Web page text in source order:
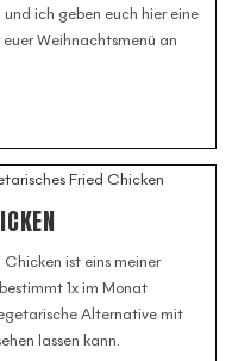
ich geben euch hier eine
Weihnachtsmenü an
ist eins meiner
1x im Monat
Alternative mit
lassen kann.